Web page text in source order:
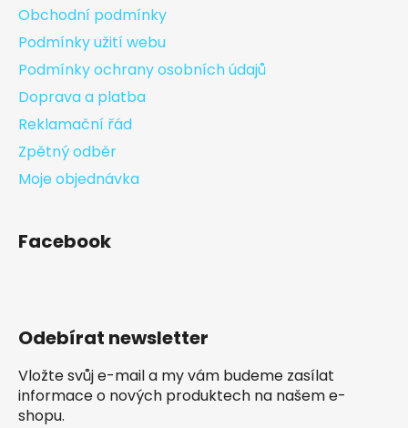
Obchodní podmínky
Podmínky užití webu
Podmínky ochrany osobních údajů
Doprava a platba
Reklamační řád
Zpětný odběr
Moje objednávka
Facebook
Odebírat newsletter
Vložte svůj e-mail a my vám budeme zasílat
informace o nových produktech na našem e-
shopu.